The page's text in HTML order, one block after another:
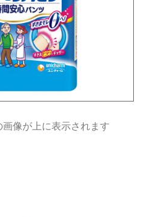
像が上に表示されます